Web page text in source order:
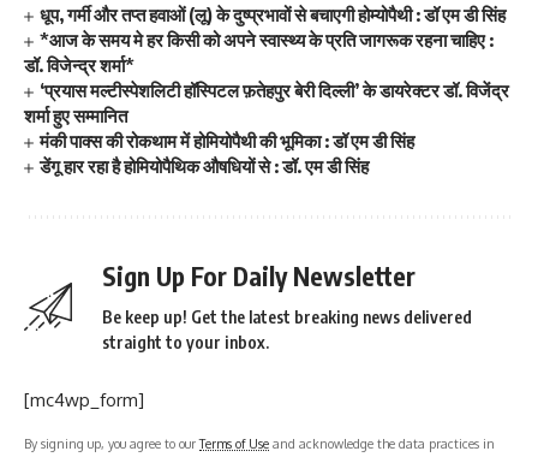
धूप, गर्मी और तप्त हवाओं (लू) के दुष्प्रभावों से बचाएगी होम्योपैथी : डॉ एम डी सिंह
*आज के समय मे हर किसी को अपने स्वास्थ्य के प्रति जागरूक रहना चाहिए :
डॉ. विजेन्द्र शर्मा*
‘प्रयास मल्टीस्पेशलिटी हॉस्पिटल फ़तेहपुर बेरी दिल्ली’ के डायरेक्टर डॉ. विजेंद्र
शर्मा हुए सम्मानित
मंकी पाक्स की रोकथाम में होमियोपैथी की भूमिका : डॉ एम डी सिंह
डेंगू हार रहा है होमियोपैथिक औषधियों से : डॉ. एम डी सिंह
Sign Up For Daily Newsletter
Be keep up! Get the latest breaking news delivered
straight to your inbox.
[mc4wp_form]
By signing up, you agree to ourTerms of Use and acknowledge the data practices in